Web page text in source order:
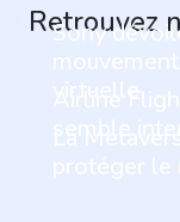
Retrouvez
Sony